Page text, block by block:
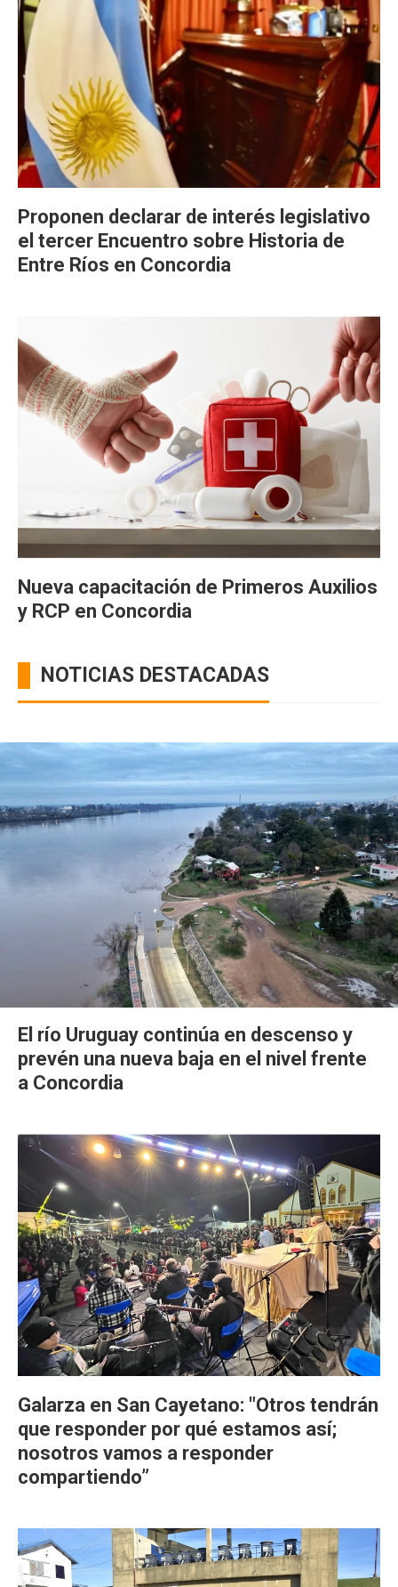
Proponen declarar de interés legislativo
el tercer Encuentro sobre Historia de
Entre Ríos en Concordia
Nueva capacitación de Primeros Auxilios
y RCP en Concordia
NOTICIAS DESTACADAS
El río Uruguay continúa en descenso y
prevén una nueva baja en el nivel frente
a Concordia
Galarza en San Cayetano: "Otros tendrán
que responder por qué estamos así;
nosotros vamos a responder
compartiendo”